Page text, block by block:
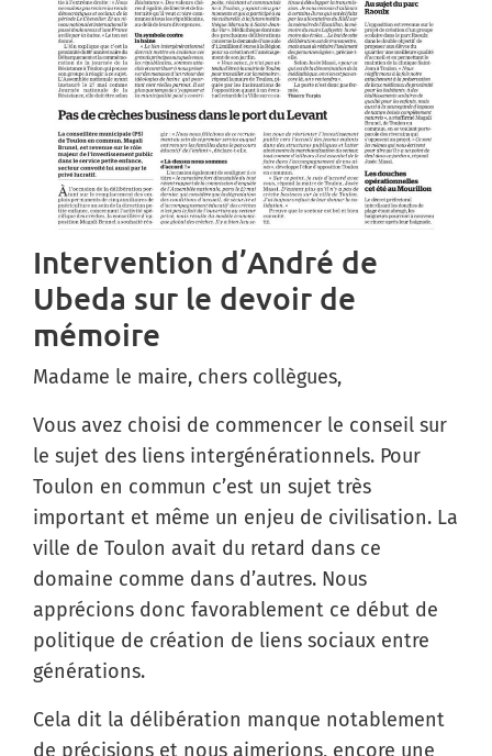
Intervention d’André de
Ubeda sur le devoir de
mémoire
Madame le maire, chers collègues,
Vous avez choisi de commencer le conseil sur
le sujet des liens intergénérationnels. Pour
Toulon en commun c’est un sujet très
important et même un enjeu de civilisation. La
ville de Toulon avait du retard dans ce
domaine comme dans d’autres. Nous
apprécions donc favorablement ce début de
politique de création de liens sociaux entre
générations.
Cela dit la délibération manque notablement
de précisions et nous aimerions, encore une